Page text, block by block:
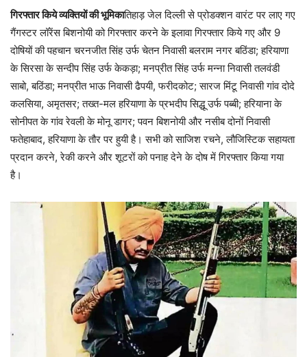
गिरफ्तार किये व्यक्तियों की भूमिकातिहाड़ जेल दिल्ली से प्रोडक्शन वारंट पर लाए गए
गैंगस्टर लॉरेंस बिशनोयी को गिरफ्तार करने के इलावा गिरफ्तार किये गए और 9
दोषियों की पहचान चरनजीत सिंह उर्फ चेतन निवासी बलराम नगर बठिंडा; हरियाणा
के सिरसा के सन्दीप सिंह उर्फ केकड़ा; मनप्रीत सिंह उर्फ मन्ना निवासी तलवंडी
साबो, बठिंडा; मनप्रीत भाऊ निवासी ढैपयी, फरीदकोट; सारज मिंटू निवासी गांव दोदे
कलसिया, अमृतसर; तख्त-मल हरियाणा के प्रभदीप सिद्धू उर्फ पब्बी; हरियाना के
सोनीपत के गांव रेवली के मोनू डागर; पवन बिशनोयी और नसीब दोनों निवासी
फतेहाबाद, हरियाणा के तौर पर हुयी है। सभी को साजिश रचने, लौजिस्टिक सहायता
प्रदान करने, रेकी करने और शूटरों को पनाह देने के दोष में गिरफ्तार किया गया
है।